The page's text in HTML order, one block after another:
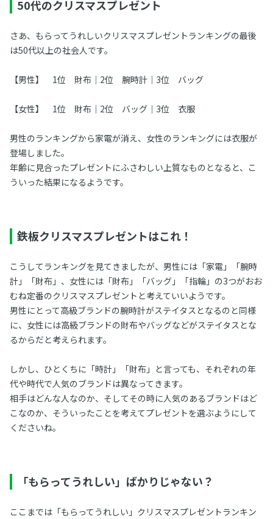
50代のクリスマスプレゼント
さあ、もらってうれしいクリスマスプレゼントランキングの最後
は50代以上の社会人です。
【男性】 1位 財布｜2位 腕時計｜3位 バッグ
【女性】 1位 財布｜2位 バッグ｜3位 衣服
男性のランキングから家電が消え、女性のランキングには衣服が
登場しました。
年齢に見合ったプレゼントにふさわしい上質なものとなると、こ
ういった結果になるようです。
鉄板クリスマスプレゼントはこれ！
こうしてランキングを見てきましたが、男性には「家電」「腕時
計」「財布」、女性には「財布」「バッグ」「指輪」の3つがおお
むね定番のクリスマスプレゼントと考えていいようです。
男性にとって高級ブランドの腕時計がステイタスとなるのと同様
に、女性には高級ブランドの財布やバッグなどがステイタスとな
るからだと考えられます。
しかし、ひとくちに「時計」「財布」と言っても、それぞれの年
代や時代で人気のブランドは異なってきます。
相手はどんな人なのか、そしてその時に人気のあるブランドはど
こなのか、そういったことを考えてプレゼントを選ぶようにして
くださいね。
「もらってうれしい」ばかりじゃない？
ここまでは「もらってうれしい」クリスマスプレゼントランキン